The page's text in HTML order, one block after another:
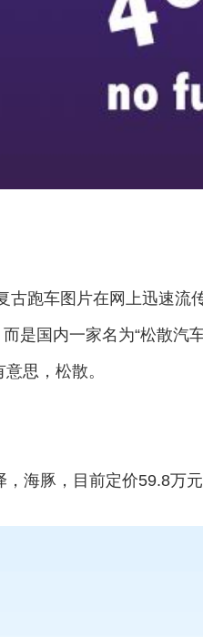
古跑车图片在网上迅速
是国内一家名为“松散汽
思，松散。
，海豚，目前定价59.8万